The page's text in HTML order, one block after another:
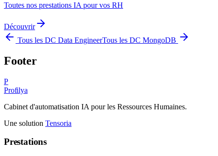
Toutes nos prestations IA pour vos RH
Découvrir
Tous les DC Data EngineerTous les DC MongoDB
Footer
P
Profilya
Cabinet d'automatisation IA pour les Ressources Humaines.
Une solution Tensoria
Prestations